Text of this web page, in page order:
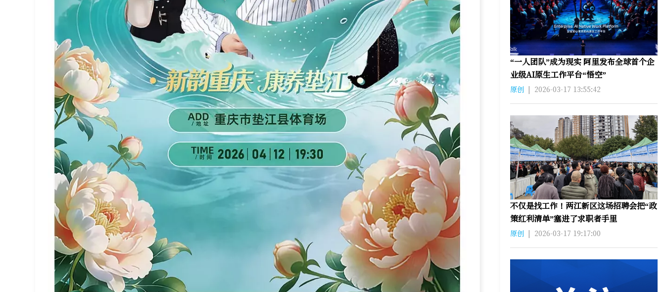
“一人团队”成为现实 阿里发布全球首个企
业级AI原生工作平台“悟空”
原创 | 2026-03-17 13:55:42
不仅是找工作！两江新区这场招聘会把“政
策红利清单”塞进了求职者手里
原创 | 2026-03-17 19:17:00